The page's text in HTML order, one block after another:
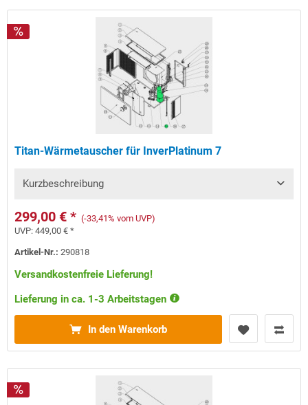
Titan-Wärmetauscher für InverPlatinum 7
Kurzbeschreibung
299,00 € * (-33,41% vom UVP)
UVP:449,00 € *
Artikel-Nr.:290818
Versandkostenfreie Lieferung!
Lieferung in ca. 1-3 Arbeitstagen
In den Warenkorb